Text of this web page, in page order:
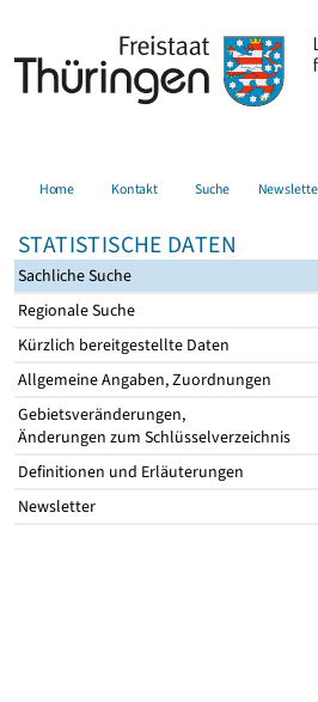
Home Kontakt Suche
STATISTISCHE DATEN
Sachliche Suche
Regionale Suche
Kürzlich bereitgestellte Daten
Allgemeine Angaben, Zuordnungen
Gebietsveränderungen,
Änderungen zum Schlüsselverzeichnis
Definitionen und Erläuterungen
Newsletter